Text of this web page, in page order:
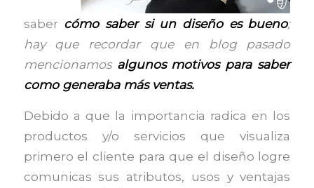
saber cómo saber si un diseño es bueno;
hay que recordar que en blog pasado
mencionamos algunos motivos para saber
como generaba más ventas.
Debido a que la importancia radica en los
productos y/o servicios que visualiza
primero el cliente para que el diseño logre
comunicas sus atributos, usos y ventajas